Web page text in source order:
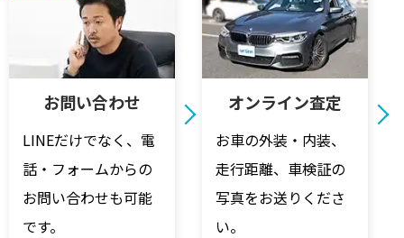
お問い合わせ
LINEだけでなく、電
話・フォームからの
お問い合わせも可能
です。
オンライン査定
お車の外装・内装、
走行距離、車検証の
写真をお送りくださ
い。